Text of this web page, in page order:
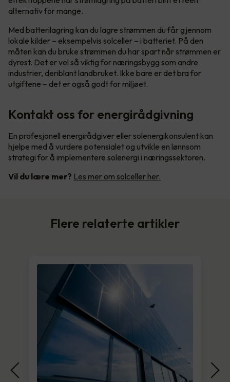
alternativ for mange.
Med batterilagring kan du lagre strømmen du får gjennom
lokale kilder – eksempelvis solceller – i batteriet. På den
måten kan du bruke strømmen du har spart når strømmen er
dyrest. Det er vel så viktig for næringsbygg som andre
industrier, deriblant landbruket. Ikke bare er det bra for
utgiftene – det er også godt for miljøet.
Kontakt oss for energirådgivning
En profesjonell energirådgiver eller solenergikonsulent kan
hjelpe med å vurdere potensialet og utvikle en lønnsom
strategi for å implementere solenergi i næringssektoren.
Vil du lære mer? Les mer om solceller her.
Flere relaterte artikler